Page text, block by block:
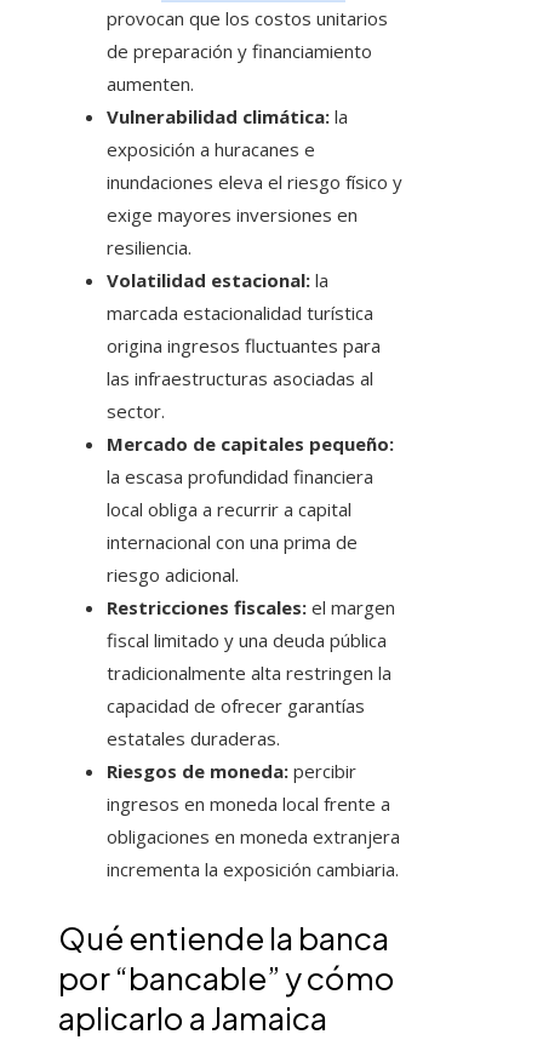
provocan que los costos unitarios
de preparación y financiamiento
aumenten.
Vulnerabilidad climática: la
exposición a huracanes e
inundaciones eleva el riesgo físico y
exige mayores inversiones en
resiliencia.
Volatilidad estacional: la
marcada estacionalidad turística
origina ingresos fluctuantes para
las infraestructuras asociadas al
sector.
Mercado de capitales pequeño:
la escasa profundidad financiera
local obliga a recurrir a capital
internacional con una prima de
riesgo adicional.
Restricciones fiscales: el margen
fiscal limitado y una deuda pública
tradicionalmente alta restringen la
capacidad de ofrecer garantías
estatales duraderas.
Riesgos de moneda: percibir
ingresos en moneda local frente a
obligaciones en moneda extranjera
incrementa la exposición cambiaria.
Qué entiende la banca
por “bancable” y cómo
aplicarlo a Jamaica